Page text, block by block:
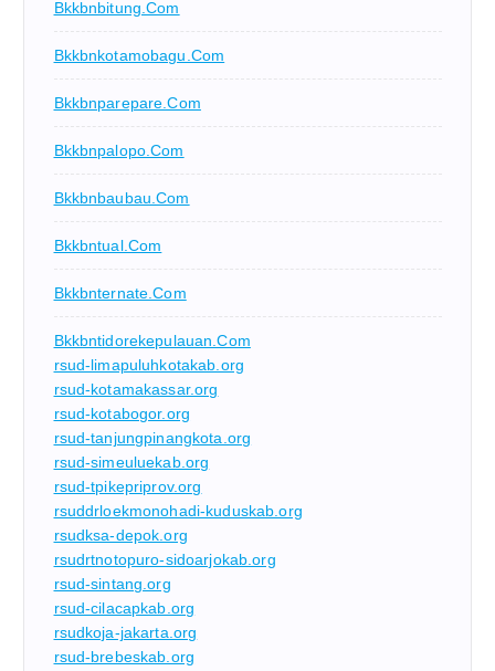
Bkkbnbitung.com
Bkkbnkotamobagu.com
Bkkbnparepare.com
Bkkbnpalopo.com
Bkkbnbaubau.com
Bkkbntual.com
Bkkbnternate.com
Bkkbntidorekepulauan.com
rsud-limapuluhkotakab.org
rsud-kotamakassar.org
rsud-kotabogor.org
rsud-tanjungpinangkota.org
rsud-simeuluekab.org
rsud-tpikepriprov.org
rsuddrloekmonohadi-kuduskab.org
rsudksa-depok.org
rsudrtnotopuro-sidoarjokab.org
rsud-sintang.org
rsud-cilacapkab.org
rsudkoja-jakarta.org
rsud-brebeskab.org